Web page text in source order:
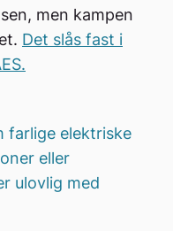
men kampen
Det slås fast i
farlige elektriske
eller
ulovlig med